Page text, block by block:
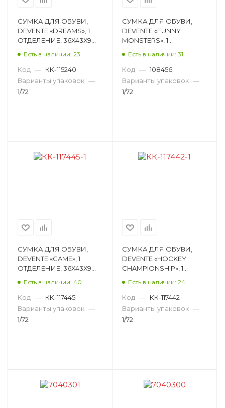
СУМКА ДЛЯ ОБУВИ,
DEVENTE «DREAMS», 1
ОТДЕЛЕНИЕ, 36Х43Х9
Есть в наличии: 23
Код — КК-115240
Варианты упаковок —
1/72
СУМКА ДЛЯ ОБУВИ,
DEVENTE «FUNNY
MONSTERS», 1
Есть в наличии: 31
Код — 108456
Варианты упаковок —
1/72
СУМКА ДЛЯ ОБУВИ,
DEVENTE «GAME», 1
ОТДЕЛЕНИЕ, 36Х43Х9
Есть в наличии: 40
Код — КК-117445
Варианты упаковок —
1/72
СУМКА ДЛЯ ОБУВИ,
DEVENTE «HOCKEY
CHAMPIONSHIP», 1
Есть в наличии: 24
Код — КК-117442
Варианты упаковок —
1/72